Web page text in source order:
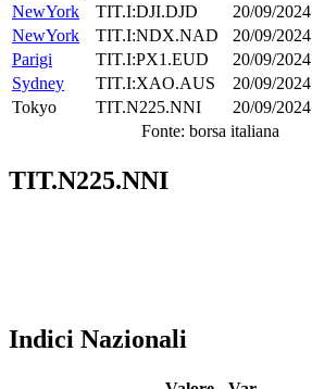
NewYork
TIT.I:DJI.DJD 20/09/2024
NewYork
TIT.I:NDX.NAD 20/09/2024
Parigi
TIT.I:PX1.EUD 20/09/2024
Sydney
TIT.I:XAO.AUS 20/09/2024
Tokyo
TIT.N225.NNI 20/09/2024
Fonte: borsa italiana
TIT.N225.NNI
Indici Nazionali